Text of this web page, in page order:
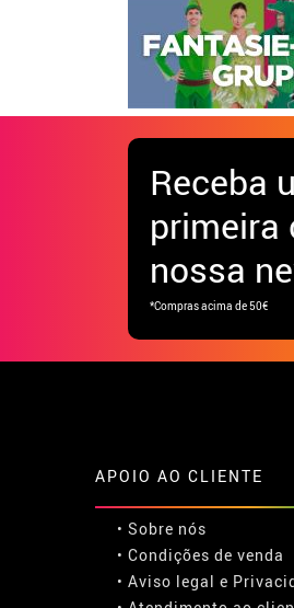
Receba
primeira
nossa
*Compras acima de 50€
APOIO AO CLIENTE
• Sobre nós
• Condições de venda
• Aviso legal e